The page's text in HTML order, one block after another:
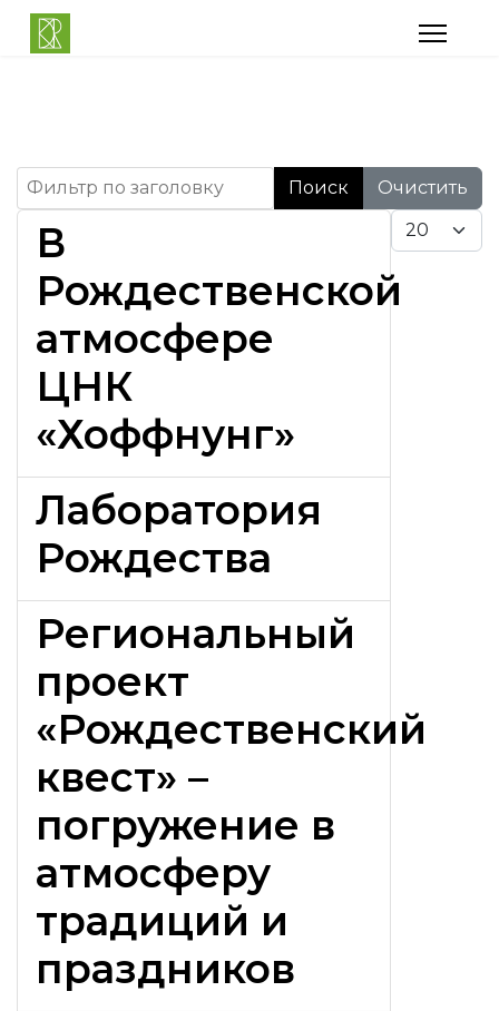
Фильтр по заголовку Поиск Очистить
Кол-во строк:
В
Рождественской
атмосфере
ЦНК
«Хоффнунг»
Лаборатория
Рождества
Региональный
проект
«Рождественский
квест» –
погружение в
атмосферу
традиций и
праздников